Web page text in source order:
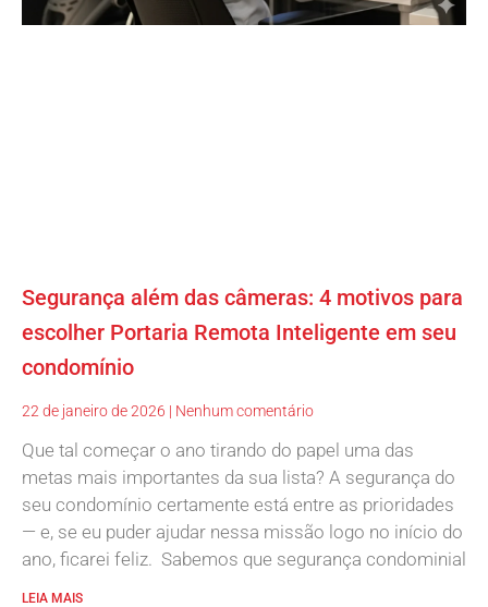
Segurança além das câmeras: 4 motivos para
escolher Portaria Remota Inteligente em seu
condomínio
22 de janeiro de 2026 Nenhum comentário
Que tal começar o ano tirando do papel uma das
metas mais importantes da sua lista? A segurança do
seu condomínio certamente está entre as prioridades
— e, se eu puder ajudar nessa missão logo no início do
ano, ficarei feliz. Sabemos que segurança condominial
LEIA MAIS